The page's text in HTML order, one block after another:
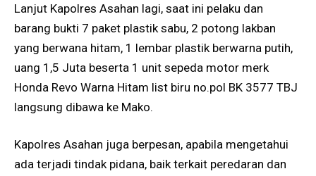
Lanjut Kapolres Asahan lagi, saat ini pelaku dan
barang bukti 7 paket plastik sabu, 2 potong lakban
yang berwana hitam, 1 lembar plastik berwarna putih,
uang 1,5 Juta beserta 1 unit sepeda motor merk
Honda Revo Warna Hitam list biru no.pol BK 3577 TBJ
langsung dibawa ke Mako.
Kapolres Asahan juga berpesan, apabila mengetahui
ada terjadi tindak pidana, baik terkait peredaran dan